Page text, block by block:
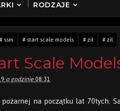
RODZAJE
# ssm # start scale models # zil # ził
Scale
o godzinie08:31
na początku lat 70tych.